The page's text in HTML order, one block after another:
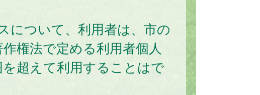
ついて、利用者は、市の
権法で定める利用者個人
超えて利用することはで